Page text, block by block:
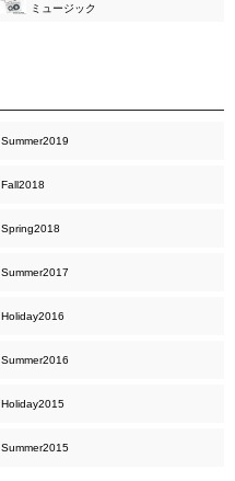
ミュージック
Summer2019
Fall2018
Spring2018
Summer2017
Holiday2016
Summer2016
Holiday2015
Summer2015